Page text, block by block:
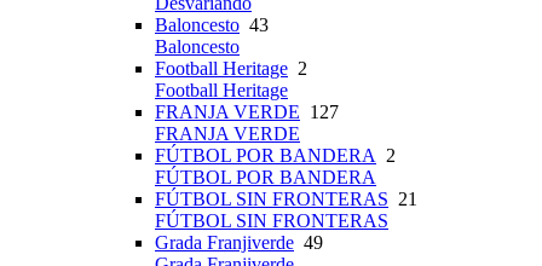
Baloncesto 43
Baloncesto
Football Heritage 2
Football Heritage
FRANJA VERDE 127
FRANJA VERDE
FÚTBOL POR BANDERA
2
FÚTBOL POR BANDERA
FÚTBOL SIN FRONTERAS 21
FÚTBOL SIN FRONTERAS
Grada Franjiverde 49